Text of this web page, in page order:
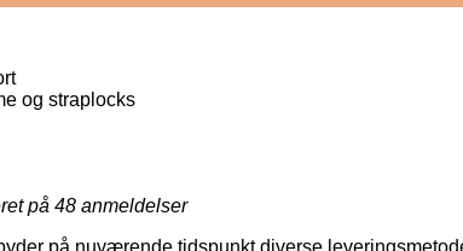
og straplocks
på 48 anmeldelser